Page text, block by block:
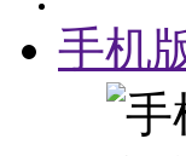
手机